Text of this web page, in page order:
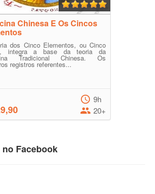
Chinesa E Os Cincos
dos Cinco Elementos, ou Cinco
integra a base da teoria da
Tradicional Chinesa. Os
registros referentes...
9h
20+
Facebook